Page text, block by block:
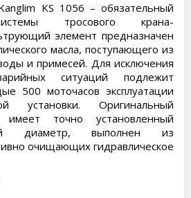
KS 1056 – обязательный
тросового крана-
элемент предназначен
масла, поступающего из
и примесей. Для исключения
ситуаций подлежит
500 моточасов эксплуатации
установки. Оригинальный
точно установленный
диаметр, выполнен из
очищающих гидравлическое